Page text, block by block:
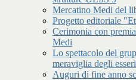
Mercatino Medi del
Progetto editoriale
Cerimonia con
Medi
Lo spettacolo del
meraviglia degli
Auguri di fine anno